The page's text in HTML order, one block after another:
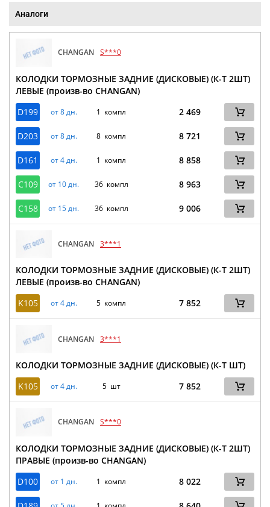
Аналоги
CHANGAN S***0
КОЛОДКИ ТОРМОЗНЫЕ ЗАДНИЕ (ДИСКОВЫЕ) (К-Т 2ШТ)
ЛЕВЫЕ (произв-во CHANGAN)
D199
от 8 дн. 1 компл 2 469
D203 от 8 дн. 8 компл 8 721
D161 от 4 дн. 1 компл 8 858
C109 от 10 дн. 36 компл 8 963
C158 от 15 дн. 36 компл 9 006
CHANGAN 3***1
КОЛОДКИ ТОРМОЗНЫЕ ЗАДНИЕ (ДИСКОВЫЕ) (К-Т 2ШТ)
ЛЕВЫЕ (произв-во CHANGAN)
K105
от 4 дн. 5 компл 7 852
CHANGAN 3***1
КОЛОДКИ ТОРМОЗНЫЕ ЗАДНИЕ (ДИСКОВЫЕ) (К-Т ШТ)
K105
от 4 дн. 5 шт 7 852
CHANGAN S***0
КОЛОДКИ ТОРМОЗНЫЕ ЗАДНИЕ (ДИСКОВЫЕ) (К-Т 2ШТ)
ПРАВЫЕ (произв-во CHANGAN)
D100
от 1 дн. 1 компл 8 022